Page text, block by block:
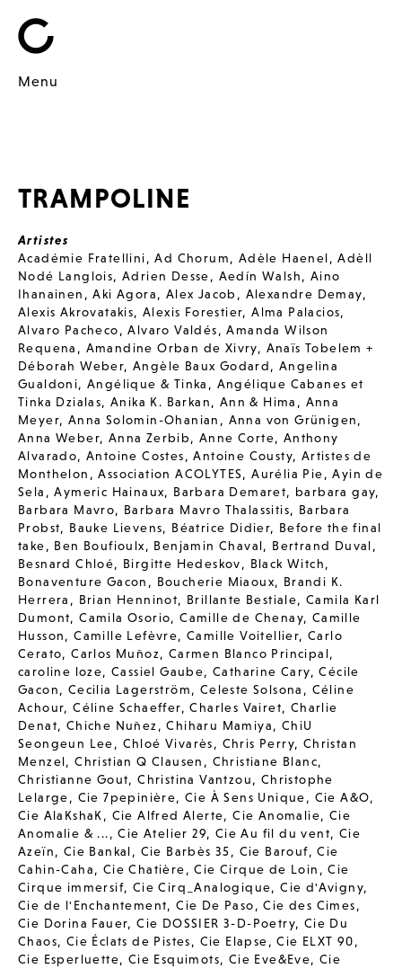
Menu
TRAMPOLINE
Artistes
Académie Fratellini,Ad Chorum, Adèle Haenel,Adèll
Nodé Langlois,Adrien Desse, Aedín Walsh, Aino
Ihanainen ,Aki Agora, Alex Jacob , Alexandre Demay,
Alexis Akrovatakis,Alexis Forestier,Alma Palacios,
Alvaro Pacheco,Alvaro Valdés,Amanda Wilson
Requena , Amandine Orban de Xivry, Anaïs Tobelem +
Déborah Weber,Angèle Baux Godard,Angelina
Gualdoni,Angélique & Tinka , Angélique Cabanes et
Tinka Dzialas,Anika K. Barkan, Ann & Hima , Anna
Meyer, Anna Solomin-Ohanian , Anna von Grünigen,
Anna Weber, Anna Zerbib,Anne Corte, Anthony
Alvarado,Antoine Costes,Antoine Cousty, Artistes de
Monthelon ,Association ACOLYTES,Aurélia Pie,Ayin de
Sela ,Aymeric Hainaux, Barbara Demaret, barbara gay,
Barbara Mavro, Barbara Mavro Thalassitis, Barbara
Probst, Bauke Lievens, Béatrice Didier, Before the final
take, Ben Boufioulx, Benjamin Chaval, Bertrand Duval,
Besnard Chloé, Birgitte Hedeskov, Black Witch,
Bonaventure Gacon , Boucherie Miaoux, Brandi K.
Herrera , Brian Henninot, Brillante Bestiale,Camila Karl
Dumont,Camila Osorio,Camille de Chenay, Camille
Husson,Camille Lefèvre,Camille Voitellier,Carlo
Cerato,Carlos Muñoz, Carmen Blanco Principal,
caroline loze,Cassiel Gaube,Catharine Cary,Cécile
Gacon, Cecilia Lagerström, Celeste Solsona , Céline
Achour,Céline Schaeffer,Charles Vairet, Charlie
Denat, Chiche Nuñez ,Chiharu Mamiya, ChiU
Seongeun Lee, Chloé Vivarès, Chris Perry, Christan
Menzel,Christian Q Clausen , Christiane Blanc,
Christianne Gout,Christina Vantzou, Christophe
Lelarge, Cie 7pepinière,Cie À Sens Unique, Cie A&O,
Cie AlaKshaK, Cie Alfred Alerte,Cie Anomalie, Cie
Anomalie & ...,Cie Atelier 29, Cie Au fil du vent, Cie
Azeïn, Cie Bankal, Cie Barbès 35, Cie Barouf,Cie
Cahin-Caha, Cie Chatière,Cie Cirque de Loin ,Cie
Cirque immersif, Cie Cirq_Analogique,Cie d'Avigny,
Cie de l'Enchantement,Cie De Paso,Cie des Cimes,
Cie Dorina Fauer,Cie DOSSIER 3-D-Poetry, Cie Du
Chaos, Cie Éclats de Pistes, Cie Elapse,Cie ELXT 90,
Cie Esperluette, Cie Esquimots, Cie Eve&Eve,Cie